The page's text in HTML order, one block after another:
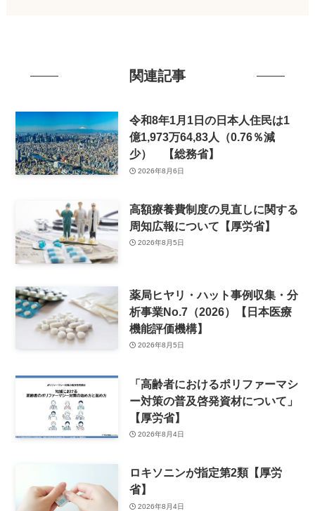
関連記事
令和8年1月1日の日本人住民は1
億1,973万64,83人（0.76％減
少） 【総務省】
2026年8月6日
高額療養費制度の見直しに関する
周知広報について【厚労省】
2026年8月5日
薬局ヒヤリ・ハット事例収集・分
析事業No.7（2026）【日本医療
機能評価機構】
2026年8月5日
「高齢者におけるポリファーマシ
ー対策の普及啓発資材について」
【厚労省】
2026年8月4日
ロキソニンが指定第2類【厚労
省】
2026年8月4日